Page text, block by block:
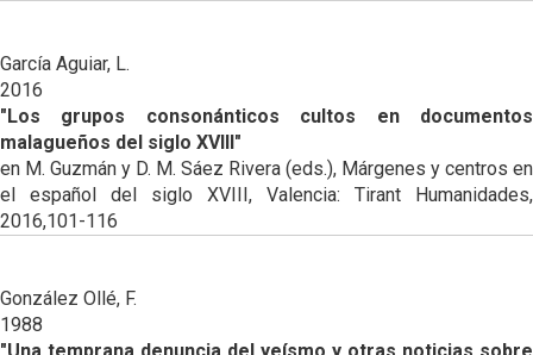
García Aguiar, L.
2016
"Los grupos consonánticos cultos en documentos
malagueños del siglo XVIII"
en M. Guzmán y D. M. Sáez Rivera (eds.), Márgenes y centros en
el español del siglo XVIII, Valencia: Tirant Humanidades,
2016,101-116
González Ollé, F.
1988